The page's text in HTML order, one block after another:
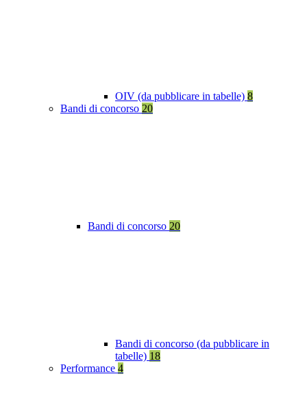
OIV (da pubblicare in tabelle) 8
Bandi di concorso 20
Bandi di concorso 20
Bandi di concorso (da pubblicare in
tabelle) 18
Performance 4